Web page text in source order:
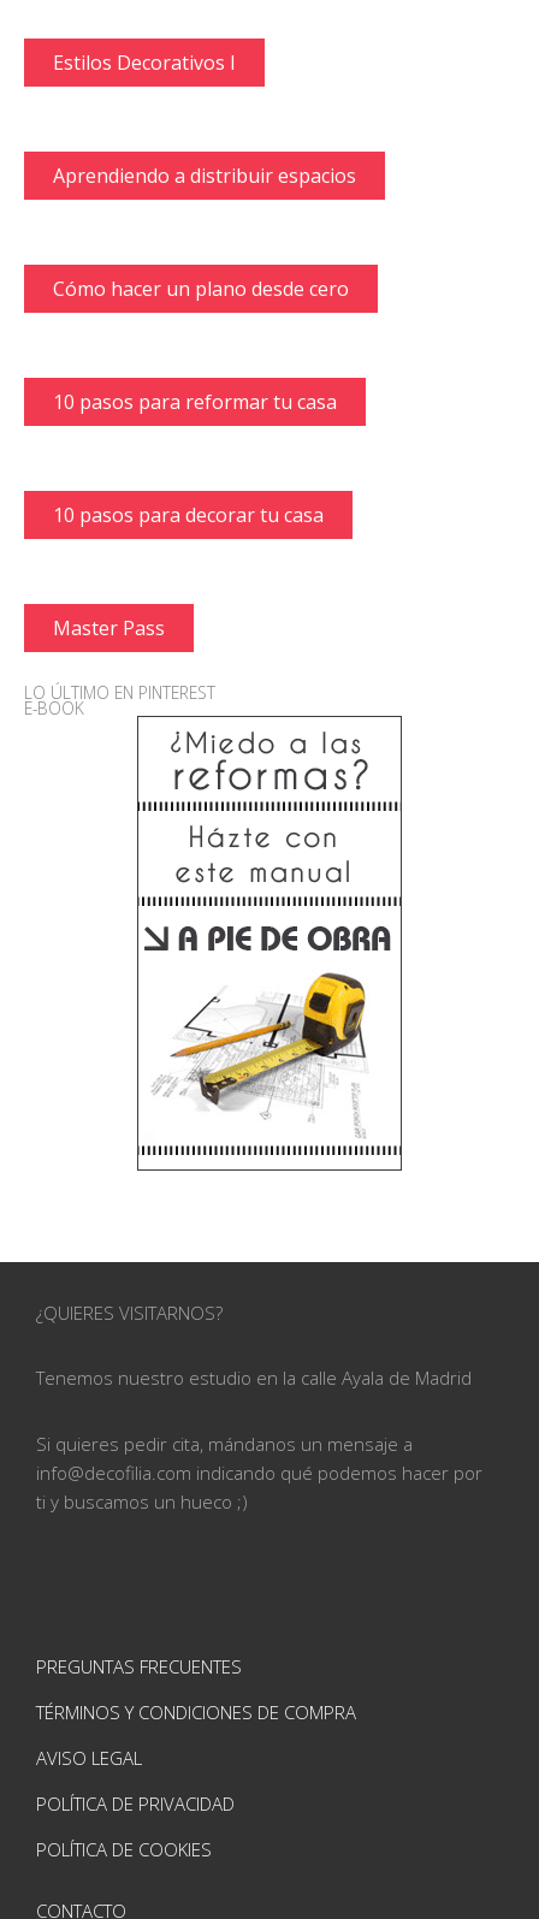
Estilos Decorativos I
Aprendiendo a distribuir espacios
Cómo hacer un plano desde cero
10 pasos para reformar tu casa
10 pasos para decorar tu casa
Master Pass
LO ÚLTIMO EN PINTEREST
E-BOOK
¿QUIERES VISITARNOS?
Tenemos nuestro estudio en la calle Ayala de Madrid
Si quieres pedir cita, mándanos un mensaje a
info@decofilia.com indicando qué podemos hacer por
ti y buscamos un hueco ;)
PREGUNTAS FRECUENTES
TÉRMINOS Y CONDICIONES DE COMPRA
AVISO LEGAL
POLÍTICA DE PRIVACIDAD
POLÍTICA DE COOKIES
CONTACTO